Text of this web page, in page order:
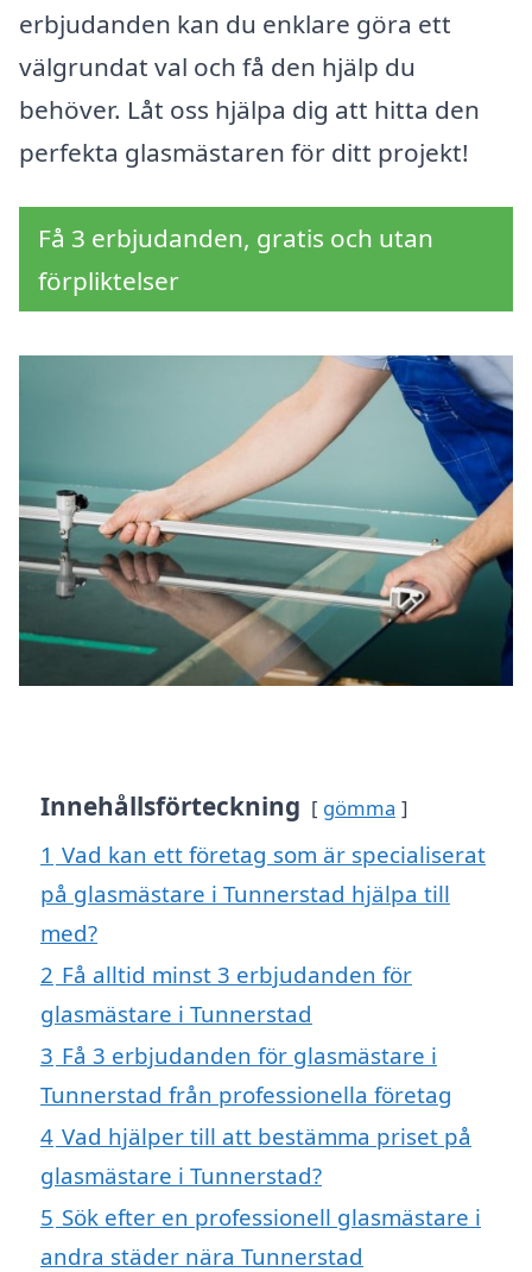
erbjudanden kan du enklare göra ett
välgrundat val och få den hjälp du
behöver. Låt oss hjälpa dig att hitta den
perfekta glasmästaren för ditt projekt!
Få 3 erbjudanden, gratis och utan
förpliktelser
Innehållsförteckning gömma
1 Vad kan ett företag som är specialiserat
på glasmästare i Tunnerstad hjälpa till
med?
2 Få alltid minst 3 erbjudanden för
glasmästare i Tunnerstad
3 Få 3 erbjudanden för glasmästare i
Tunnerstad från professionella företag
4 Vad hjälper till att bestämma priset på
glasmästare i Tunnerstad?
5 Sök efter en professionell glasmästare i
andra städer nära Tunnerstad